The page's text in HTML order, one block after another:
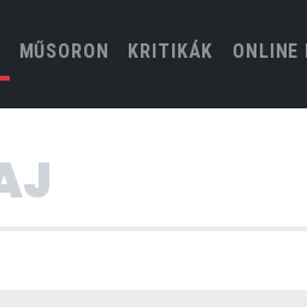
MŰSORON KRITIKÁK ONLINE